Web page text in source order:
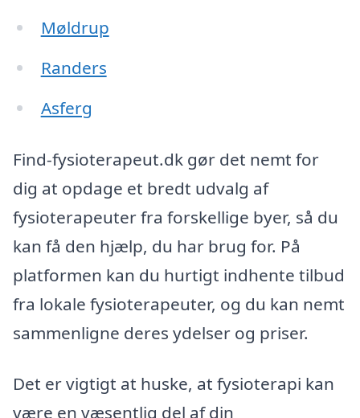
Møldrup
Randers
Asferg
Find-fysioterapeut.dk gør det nemt for
dig at opdage et bredt udvalg af
fysioterapeuter fra forskellige byer, så du
kan få den hjælp, du har brug for. På
platformen kan du hurtigt indhente tilbud
fra lokale fysioterapeuter, og du kan nemt
sammenligne deres ydelser og priser.
Det er vigtigt at huske, at fysioterapi kan
være en væsentlig del af din